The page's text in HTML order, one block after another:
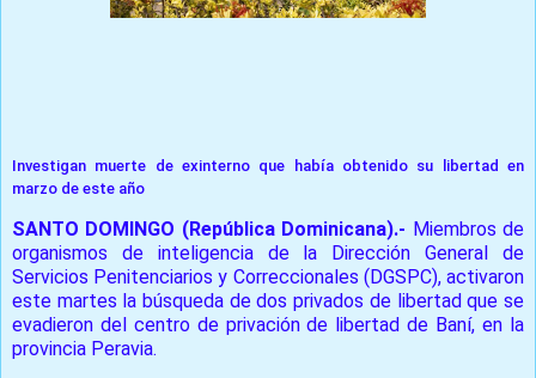
Investigan muerte de exinterno que había obtenido su libertad en
marzo de este año
SANTO DOMINGO (República Dominicana).- Miembros de
organismos de inteligencia de la Dirección General de
Servicios Penitenciarios y Correccionales (DGSPC), activaron
este martes la búsqueda de dos privados de libertad que se
evadieron del centro de privación de libertad de Baní, en la
provincia Peravia.